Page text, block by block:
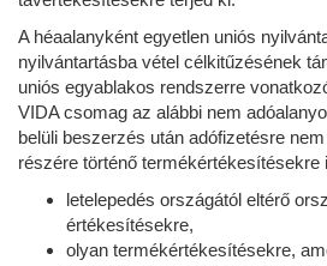
A héaalanyként egyetlen uniós
nyilvántartásba vétel célkitűzésének
uniós egyablakos rendszerre
VIDA csomag az alábbi nem
belüli beszerzés után adófizetésre
részére történő termékértékesítésekre
letelepedés országától eltérő
értékesítésekre,
olyan termékértékesítésekre,